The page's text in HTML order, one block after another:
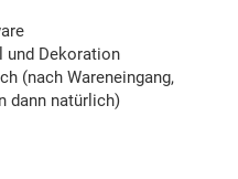
und Dekoration
(nach Wareneingang,
dann natürlich)